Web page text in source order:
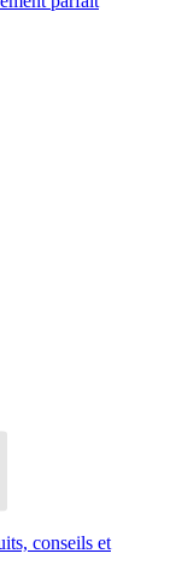
conseils et